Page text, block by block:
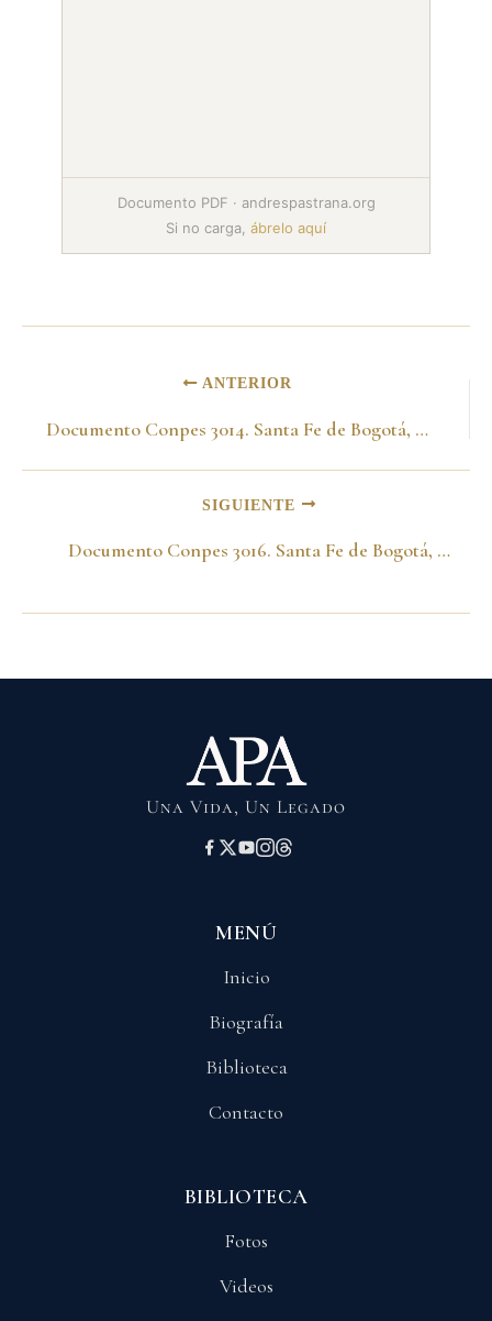
Documento PDF · andrespastrana.org
Si no carga, ábrelo aquí
ANTERIOR
Documento Conpes 3014. Santa Fe de Bogotá, D.C., noviembre 12 de 1998
SIGUIENTE
Documento Conpes 3016. Santa Fe de Bogotá, DC., noviembre 12 de 1998
Una Vida, Un Legado
MENÚ
Inicio
Biografía
Biblioteca
Contacto
BIBLIOTECA
Fotos
Videos